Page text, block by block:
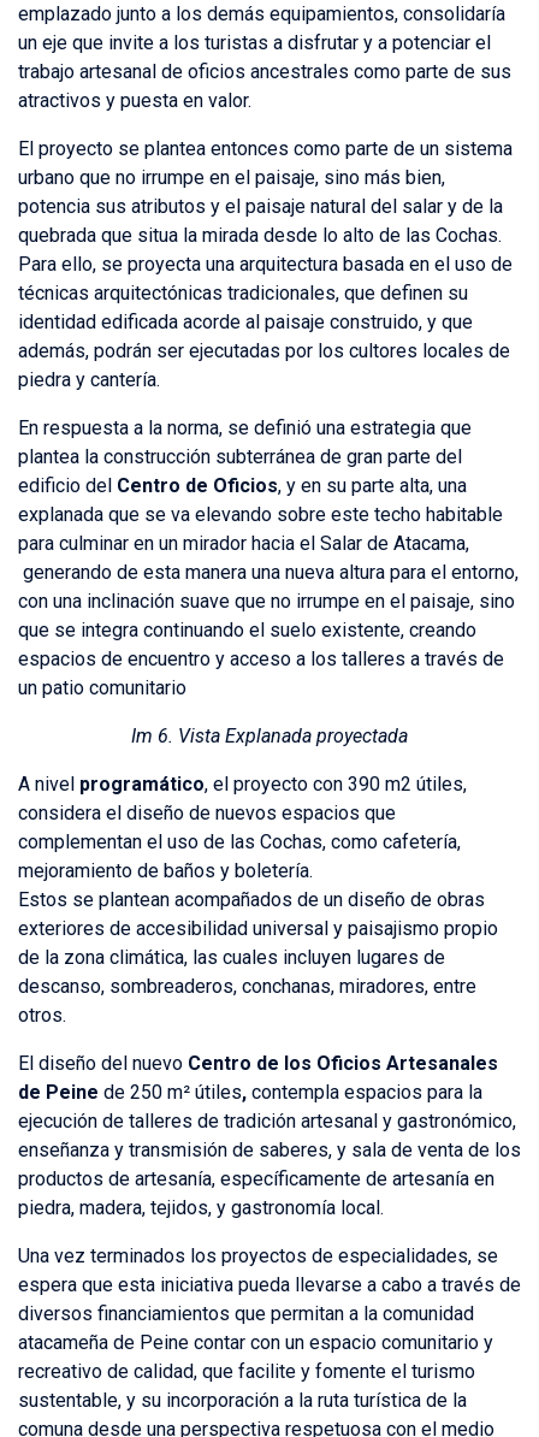
emplazado junto a los demás equipamientos, consolidaría
un eje que invite a los turistas a disfrutar y a potenciar el
trabajo artesanal de oficios ancestrales como parte de sus
atractivos y puesta en valor.
El proyecto se plantea entonces como parte de un sistema
urbano que no irrumpe en el paisaje, sino más bien,
potencia sus atributos y el paisaje natural del salar y de la
quebrada que situa la mirada desde lo alto de las Cochas.
Para ello, se proyecta una arquitectura basada en el uso de
técnicas arquitectónicas tradicionales, que definen su
identidad edificada acorde al paisaje construido, y que
además, podrán ser ejecutadas por los cultores locales de
piedra y cantería.
En respuesta a la norma, se definió una estrategia que
plantea la construcción subterránea de gran parte del
edificio del Centro de Oficios, y en su parte alta, una
explanada que se va elevando sobre este techo habitable
para culminar en un mirador hacia el Salar de Atacama,
generando de esta manera una nueva altura para el entorno,
con una inclinación suave que no irrumpe en el paisaje, sino
que se integra continuando el suelo existente, creando
espacios de encuentro y acceso a los talleres a través de
un patio comunitario
Im 6. Vista Explanada proyectada
A nivel programático, el proyecto con 390 m2 útiles,
considera el diseño de nuevos espacios que
complementan el uso de las Cochas, como cafetería,
mejoramiento de baños y boletería.
Estos se plantean acompañados de un diseño de obras
exteriores de accesibilidad universal y paisajismo propio
de la zona climática, las cuales incluyen lugares de
descanso, sombreaderos, conchanas, miradores, entre
otros.
El diseño del nuevo Centro de los Oficios Artesanales
de Peine de 250 m² útiles, contempla espacios para la
ejecución de talleres de tradición artesanal y gastronómico,
enseñanza y transmisión de saberes, y sala de venta de los
productos de artesanía, específicamente de artesanía en
piedra, madera, tejidos, y gastronomía local.
Una vez terminados los proyectos de especialidades, se
espera que esta iniciativa pueda llevarse a cabo a través de
diversos financiamientos que permitan a la comunidad
atacameña de Peine contar con un espacio comunitario y
recreativo de calidad, que facilite y fomente el turismo
sustentable, y su incorporación a la ruta turística de la
comuna desde una perspectiva respetuosa con el medio